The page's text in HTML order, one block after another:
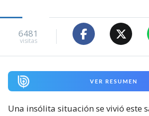
6481
visitas
VER RESUMEN
Una insólita situación se vivió este